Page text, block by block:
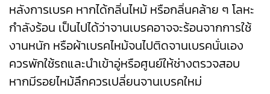
หลังการเบรค หากได้กลิ่นไหม้ หรือกลิ่นคล้าย ๆ โลหะ
กำลังร้อน เป็นไปได้ว่าจานเบรคอาจจะร้อนจากการใช้
งานหนัก หรือผ้าเบรคไหม้จนไปติดจานเบรคนั่นเอง
ควรพักใช้รถและนำเข้าอู่หรือศูนย์ให้ช่างตรวจสอบ
หากมีรอยไหม้ลึกควรเปลี่ยนจานเบรคใหม่